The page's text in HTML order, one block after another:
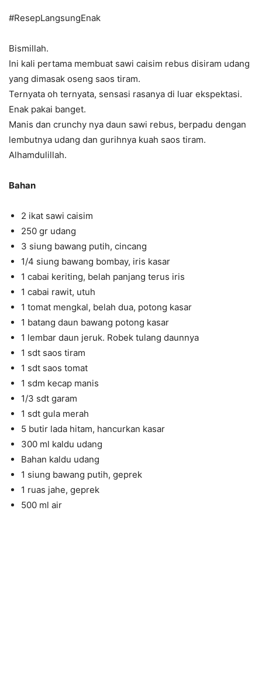
#ResepLangsungEnak
Bismillah.
Ini kali pertama membuat sawi caisim rebus disiram udang
yang dimasak oseng saos tiram.
Ternyata oh ternyata, sensasi rasanya di luar ekspektasi.
Enak pakai banget.
Manis dan crunchy nya daun sawi rebus, berpadu dengan
lembutnya udang dan gurihnya kuah saos tiram.
Alhamdulillah.
Bahan
2 ikat sawi caisim
250 gr udang
3 siung bawang putih, cincang
1/4 siung bawang bombay, iris kasar
1 cabai keriting, belah panjang terus iris
1 cabai rawit, utuh
1 tomat mengkal, belah dua, potong kasar
1 batang daun bawang potong kasar
1 lembar daun jeruk. Robek tulang daunnya
1 sdt saos tiram
1 sdt saos tomat
1 sdm kecap manis
1/3 sdt garam
1 sdt gula merah
5 butir lada hitam, hancurkan kasar
300 ml kaldu udang
Bahan kaldu udang
1 siung bawang putih, geprek
1 ruas jahe, geprek
500 ml air